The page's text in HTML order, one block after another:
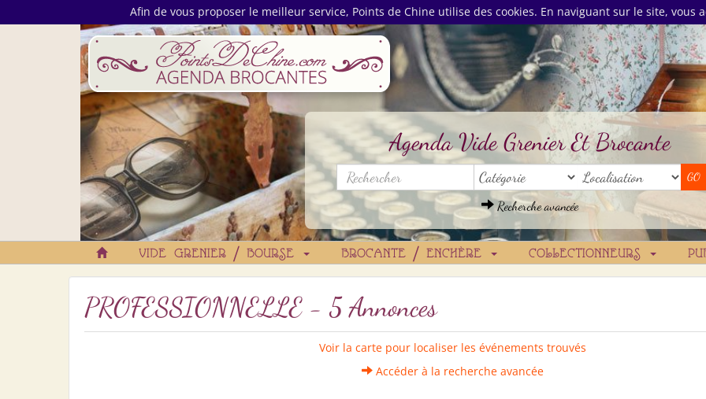
Afin de vous proposer le meilleur service, Points de Chine utilise des cookies. En naviguant sur le site, vous
Agenda Vide Grenier Et Brocante
Recherche avancée
VIDE GRENIER / BOURSE BROCANTE / ENCHÈRE COLLECTIONNEURS
PROFESSIONNELLE - 5 Annonces
Voir la carte pour localiser les événements trouvés
Accéder à la recherche avancée